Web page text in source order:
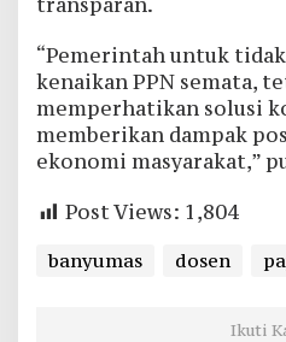
“Pemerintah untuk
kenaikan PPN semata,
memperhatikan solusi
memberikan dampak
ekonomi masyarakat,”
Post Views: 1,804
banyumas dosen
Ikuti